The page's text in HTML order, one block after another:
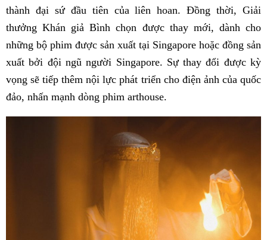
thành đại sứ đầu tiên của liên hoan. Đồng thời, Giải
thưởng Khán giả Bình chọn được thay mới, dành cho
những bộ phim được sản xuất tại Singapore hoặc đồng sản
xuất bởi đội ngũ người Singapore. Sự thay đổi được kỳ
vọng sẽ tiếp thêm nội lực phát triển cho điện ảnh của quốc
đảo, nhấn mạnh dòng phim arthouse.